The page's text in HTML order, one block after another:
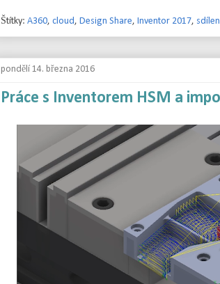
Štítky: A360, cloud , Design Share, Inventor 2017,
pondělí 14. března 2016
Práce s Inventorem HSM a